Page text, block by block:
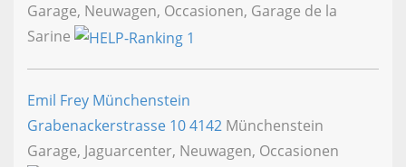
Garage, Neuwagen, Occasionen, Garage de la
Sarine
Emil Frey Münchenstein
Grabenackerstrasse 104142 Münchenstein
Garage, Jaguarcenter, Neuwagen, Occasionen